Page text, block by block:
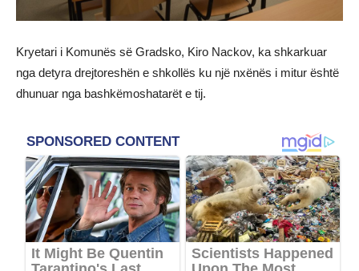
Kryetari i Komunës së Gradsko, Kiro Nackov, ka shkarkuar
nga detyra drejtoreshën e shkollës ku një nxënës i mitur është
dhunuar nga bashkëmoshatarët e tij.